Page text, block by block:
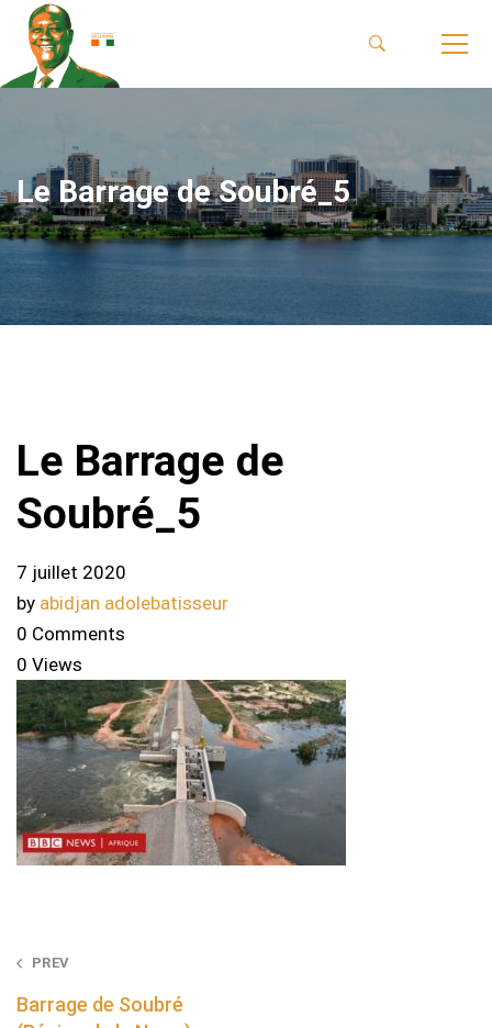
Le Barrage de Soubré_5
Le Barrage de
Soubré_5
7 juillet 2020
by abidjan adolebatisseur
0 Comments
0 Views
Post
navigation
PREV
Barrage de Soubré